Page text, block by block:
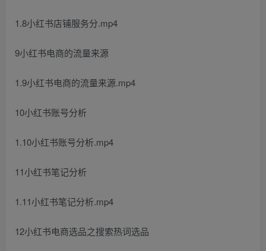
1.8小红书店铺服务分.mp4
9小红书电商的流量来源
1.9小红书电商的流量来源.mp4
10小红书账号分析
1.10小红书账号分析.mp4
11小红书笔记分析
1.11小红书笔记分析.mp4
12小红书电商选品之搜索热词选品